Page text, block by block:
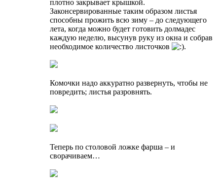
плотно закрывает крышкой.
Законсервированные таким образом листья
способны прожить всю зиму – до следующего
лета, когда можно будет готовить долмадес
каждую неделю, высунув руку из окна и собрав
необходимое количество листочков
.
Комочки надо аккуратно развернуть, чтобы не
повредить; листья разровнять.
Теперь по столовой ложке фарша – и
сворачиваем…